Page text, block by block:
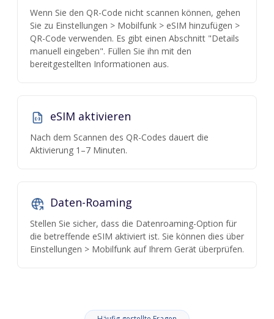
Wenn Sie den QR-Code nicht scannen können, gehen
Sie zu Einstellungen > Mobilfunk > eSIM hinzufügen >
QR-Code verwenden. Es gibt einen Abschnitt "Details
manuell eingeben". Füllen Sie ihn mit den
bereitgestellten Informationen aus.
eSIM aktivieren
Nach dem Scannen des QR-Codes dauert die
Aktivierung 1–7 Minuten.
Daten-Roaming
Stellen Sie sicher, dass die Datenroaming-Option für
die betreffende eSIM aktiviert ist. Sie können dies über
Einstellungen > Mobilfunk auf Ihrem Gerät überprüfen.